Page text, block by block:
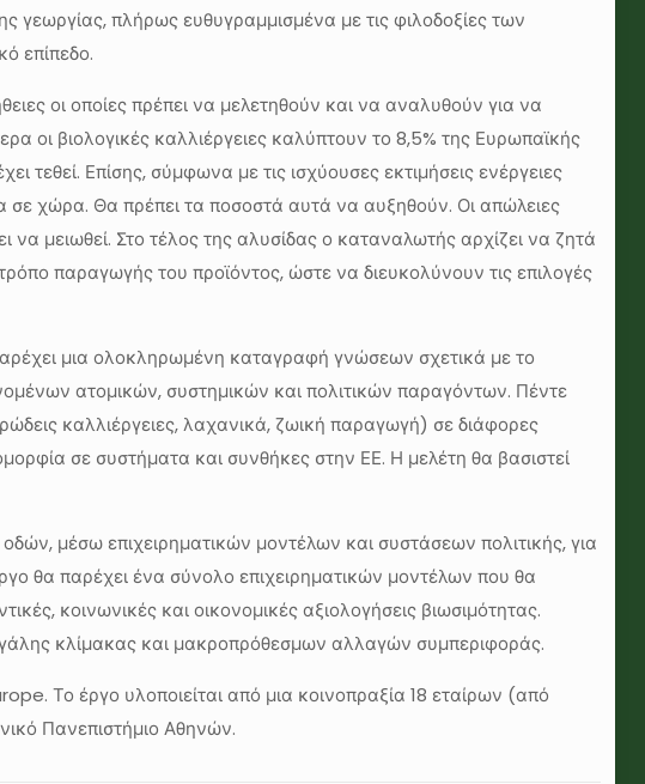
γεωργίας, πλήρως ευθυγραμμισμένα με τις φιλοδοξίες των
επίπεδο.
οι οποίες πρέπει να μελετηθούν και να αναλυθούν για να
οι βιολογικές καλλιέργειες καλύπτουν το 8,5% της Ευρωπαϊκής
τεθεί. Επίσης, σύμφωνα με τις ισχύουσες εκτιμήσεις ενέργειες
χώρα. Θα πρέπει τα ποσοστά αυτά να αυξηθούν. Οι απώλειες
να μειωθεί. Στο τέλος της αλυσίδας ο καταναλωτής αρχίζει να ζητά
παραγωγής του προϊόντος, ώστε να διευκολύνουν τις επιλογές
μια ολοκληρωμένη καταγραφή γνώσεων σχετικά με το
ατομικών, συστημικών και πολιτικών παραγόντων. Πέντε
καλλιέργειες, λαχανικά, ζωική παραγωγή) σε διάφορες
σε συστήματα και συνθήκες στην ΕΕ. Η μελέτη θα βασιστεί
μέσω επιχειρηματικών μοντέλων και συστάσεων πολιτικής, για
θα παρέχει ένα σύνολο επιχειρηματικών μοντέλων που θα
κοινωνικές και οικονομικές αξιολογήσεις βιωσιμότητας.
κλίμακας και μακροπρόθεσμων αλλαγών συμπεριφοράς.
Το έργο υλοποιείται από μια κοινοπραξία 18 εταίρων (από
Πανεπιστήμιο Αθηνών.